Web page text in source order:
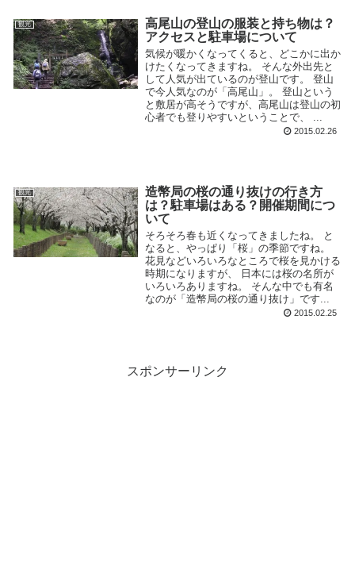
観光
高尾山の登山の服装と持ち物は？
アクセスと駐車場について
気候が暖かくなってくると、どこかに出か
けたくなってきますね。 そんな外出先と
して人気が出ているのが登山です。 登山
で今人気なのが「高尾山」。 登山という
と敷居が高そうですが、高尾山は登山の初
心者でも登りやすいということで、 ...
2015.02.26
観光
造幣局の桜の通り抜けの行き方
は？駐車場はある？開催期間につ
いて
そろそろ春も近くなってきましたね。 と
なると、やっぱり「桜」の季節ですね。
花見などいろいろなところで桜を見かける
時期になりますが、 日本には桜の名所が
いろいろありますね。 そんな中でも有名
なのが「造幣局の桜の通り抜け」です...
2015.02.25
スポンサーリンク